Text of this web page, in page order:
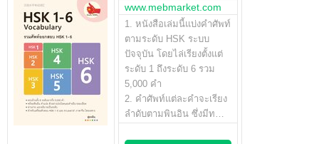
www.mebmarket.com
1. หนังสือเล่มนี้แบ่งคำศัพท์
ตามระดับ HSK ระบบ
ปัจจุบัน โดยไล่เรียงตั้งแต่
ระดับ 1 ถึงระดับ 6 รวม
5,000 คำ
2. คำศัพท์แต่ละคำจะเรียง
ลำดับตามพินอิน ซึ่งมีท…